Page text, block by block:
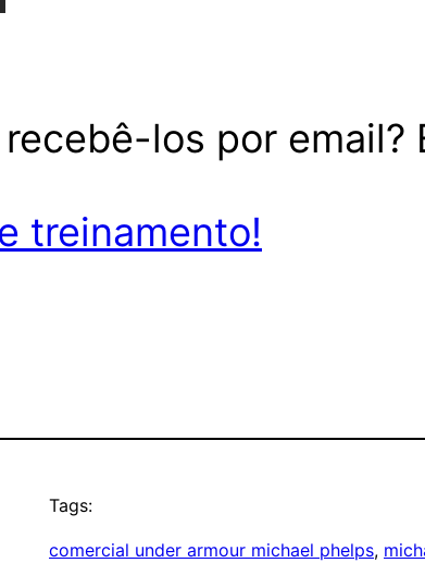
los por email?
treinamento!
Tags:
comercial under armour michael phelps,